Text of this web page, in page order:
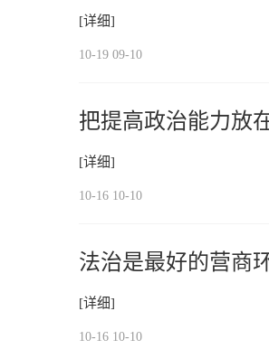
[详细]
10-19 09-10
把提高政治能力放
[详细]
10-16 10-10
法治是最好的营商
[详细]
10-16 10-10